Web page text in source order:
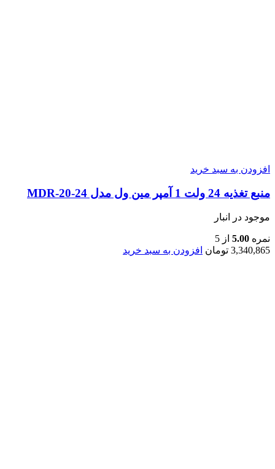
افزودن به سبد خرید
منبع تغذیه 24 ولت 1 آمپر مین ول مدل MDR-20-24
موجود در انبار
نمره 5.00 از 5
3,340,865 تومان افزودن به سبد خرید